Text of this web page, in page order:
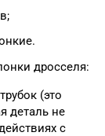
дросселя:
(это
деталь не
с